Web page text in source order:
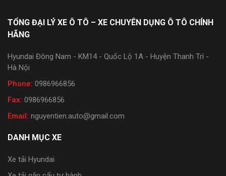
TỔNG ĐẠI LÝ XE Ô TÔ – XE CHUYÊN DỤNG Ô TÔ CHÍNH
HÃNG
Hyundai Đông Nam - KM14 - Quốc Lộ 1A - Huyện Thanh Trì -
Hà Nội
Phone: 0986966856
Fax: 0986966856
Email: nguyentien.auto@gmail.com
DANH MỤC XE
Xe tải Hyundai